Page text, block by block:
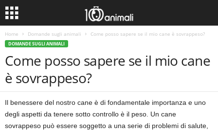
Home Domande sugli animali Come posso sapere se il mio cane è sovrappeso?
DOMANDE SUGLI ANIMALI
Come posso sapere se il mio cane
è sovrappeso?
Il benessere del nostro cane è di fondamentale importanza e uno
degli aspetti da tenere sotto controllo è il peso. Un cane
sovrappeso può essere soggetto a una serie di problemi di salute,